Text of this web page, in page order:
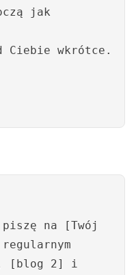
jak
Ciebie wkrótce.
na [Twój
[blog 2] i